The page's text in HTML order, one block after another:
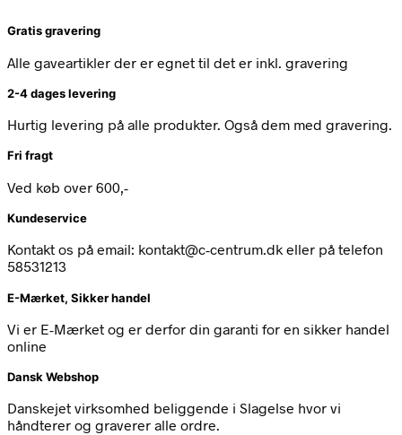
Gratis gravering
Alle gaveartikler der er egnet til det er inkl. gravering
2-4 dages levering
Hurtig levering på alle produkter. Også dem med gravering.
Fri fragt
Ved køb over 600,-
Kundeservice
Kontakt os på email: kontakt@c-centrum.dk eller på telefon
58531213
E-Mærket, Sikker handel
Vi er E-Mærket og er derfor din garanti for en sikker handel
online
Dansk Webshop
Danskejet virksomhed beliggende i Slagelse hvor vi
håndterer og graverer alle ordre.